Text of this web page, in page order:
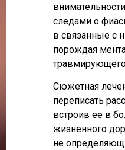
следами о
в связанные с
порождая
Сюжетная
переписать
встроив ее в
жизненного
не